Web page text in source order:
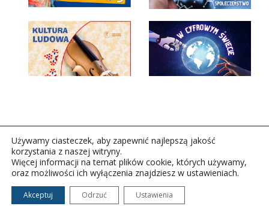
Copyright © 2026Polskie Radio Rzeszów S.A. w likwidacj.
Wszelkie prawa zastrzeżone.
Używamy ciasteczek, aby zapewnić najlepszą jakość
korzystania z naszej witryny.
Więcej informacji na temat plików cookie, których używamy,
oraz możliwości ich wyłączenia znajdziesz w ustawieniach.
Akceptuj Odrzuć Ustawienia